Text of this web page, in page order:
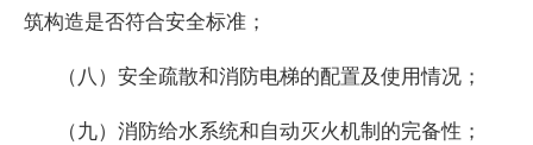
筑构造是否符合安全标准；
（八）安全疏散和消防电梯的配置及使用情况；
（九）消防给水系统和自动灭火机制的完备性；